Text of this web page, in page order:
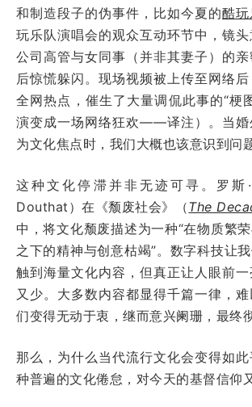
和制造段子的伪事件，比如今夏的酷
玩乐队演唱会的观众互动环节中，镜
公司高管与女同事（并非其妻子）的
后惊慌躲闪。现场视频被上传至网络
全网热点，催生了大量调侃此事的“梗
演变成一场网络狂欢——译注）。当婚
为文化焦点时，我们大概也该意识到问
这种文化停滞并非无迹可寻。罗斯
Douthat）在《颓废社会》（The
中，将文化颓废描述为一种“在物质繁
之下的精神与创意枯竭”。数字科技让
触到海量文化内容，但真正让人眼前
又少。大多数内容都显得千篇一律，
们变得无动于衷，继而意兴阑珊，最终
那么，为什么当代流行文化会变得如
种普遍的文化倦怠，对今天的基督信仰